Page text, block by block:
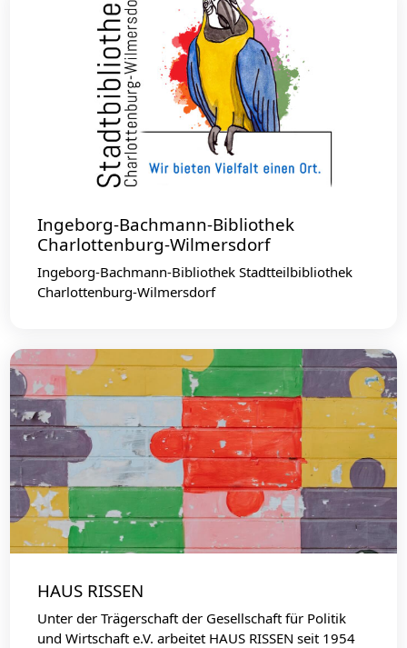
Ingeborg-Bachmann-Bibliothek
Charlottenburg-Wilmersdorf
Ingeborg-Bachmann-Bibliothek Stadtteilbibliothek
Charlottenburg-Wilmersdorf
HAUS RISSEN
Unter der Trägerschaft der Gesellschaft für Politik
und Wirtschaft e.V. arbeitet HAUS RISSEN seit 1954